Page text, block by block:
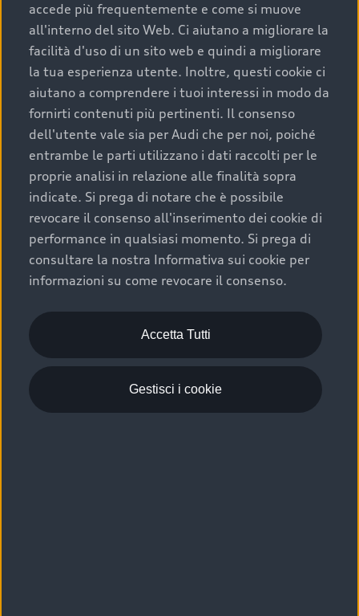
cronologia dei tagliandi: una documentazione
completa della vettura certifica una manutenzione
costante e accurata;
condizioni della carrozzeria e degli interni: una
buona conservazione evidenzia cura e attenzione del
precedente proprietario;
efficienza meccanica: motore, trasmissione e
componenti principali in ottimo stato garantiscono
prestazioni affidabili e sicure.
Acquistare un’auto usata in una Concessionaria ufficiale
Audi che offre l’usato garantito tramite Audi Prima
Scelta :plus, significa affidarsi ad un prodotto che viene
sottoposto a 110 controlli approfonditi e coperto da
garanzia fino a 4 anni per una maggiore tutela del tuo
acquisto.
accede più frequentemente e come si muove
all'interno del sito Web. Ci aiutano a migliorare la
facilità d'uso di un sito web e quindi a migliorare
la tua esperienza utente. Inoltre, questi cookie ci
aiutano a comprendere i tuoi interessi in modo da
fornirti contenuti più pertinenti. Il consenso
dell'utente vale sia per Audi che per noi, poiché
entrambe le parti utilizzano i dati raccolti per le
proprie analisi in relazione alle finalità sopra
indicate. Si prega di notare che è possibile
revocare il consenso all'inserimento dei cookie di
performance in qualsiasi momento. Si prega di
consultare la nostra Informativa sui cookie per
informazioni su come revocare il consenso.
Accetta Tutti
Gestisci i cookie